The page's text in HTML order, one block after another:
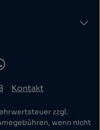
Kontakt
zzgl.
wenn nicht